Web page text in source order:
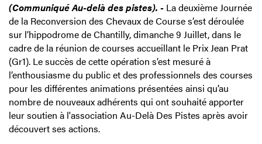
(Communiqué Au-delà des pistes). - La deuxième Journée
de la Reconversion des Chevaux de Course s’est déroulée
sur l’hippodrome de Chantilly, dimanche 9 Juillet, dans le
cadre de la réunion de courses accueillant le Prix Jean Prat
(Gr1). Le succès de cette opération s’est mesuré à
l’enthousiasme du public et des professionnels des courses
pour les différentes animations présentées ainsi qu’au
nombre de nouveaux adhérents qui ont souhaité apporter
leur soutien à l'association Au-Delà Des Pistes après avoir
découvert ses actions.